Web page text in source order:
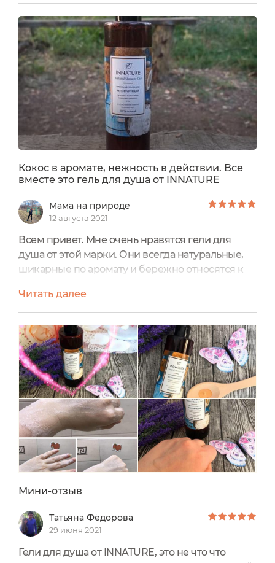
месяца.Вы не поймите меня неправильно. Я
благосклонна к аромату настоящего кокоса. С
удовольствием ем кокосовую мякоть, пью
кокосовое молоко, мне нравится Пина-
колада.Да что там далеко ходить, я готовлю на
кокосовом...
Кокос в аромате, нежность в действии. Все
вместе это гель для душа от INNATURE
Мама на природе
12 августа 2021
Всем привет. Мне очень нравятся гели для
душа от этой марки. Они всегда натуральные,
шикарные по аромату и бережно относятся к
загрязнений, в том числе в жару. Данный гель
тестировала в жару в бане. Объем 250.Цена 349
рублейСрок годности 24 месяцаЧего то
особенного от гелей для душа я не жду. Это
просит должно быть очищение и свежесть
кожи тела. При этом без стягивания...
Читать далее
Мини-отзыв
Татьяна Фёдорова
29 июня 2021
Гели для душа от INNATURE, это не что что